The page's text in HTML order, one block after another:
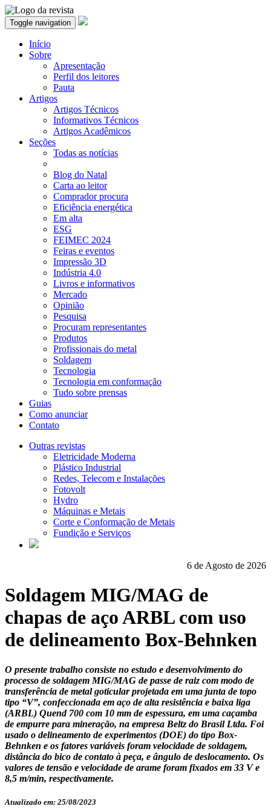
Toggle navigation
Início
Sobre
Apresentação
Perfil dos leitores
Pauta
Artigos
Artigos Técnicos
Informativos Técnicos
Artigos Acadêmicos
Seções
Todas as notícias
Blog do Natal
Carta ao leitor
Comprador procura
Eficiência energética
Em alta
ESG
FEIMEC 2024
Feiras e eventos
Impressão 3D
Indústria 4.0
Livros e informativos
Mercado
Opinião
Pesquisa
Procuram representantes
Produtos
Profissionais do metal
Soldagem
Tecnologia
Tecnologia em conformação
Tudo sobre prensas
Guias
Como anunciar
Contato
Outras revistas
Eletricidade Moderna
Plástico Industrial
Redes, Telecom e Instalações
Fotovolt
Hydro
Máquinas e Metais
Corte e Conformação de Metais
Fundição e Serviços
6 de Agosto de 2026
Soldagem MIG/MAG de
chapas de aço ARBL com uso
de delineamento Box-Behnken
O presente trabalho consiste no estudo e desenvolvimento do
processo de soldagem MIG/MAG de passe de raiz com modo de
transferência de metal goticular projetada em uma junta de topo
tipo “V”, confeccionada em aço de alta resistência e baixa liga
(ARBL) Quend 700 com 10 mm de espessura, em uma caçamba
de empurre para mineração, na empresa Beltz do Brasil Ltda. Foi
usado o delineamento de experimentos (DOE) do tipo Box-
Behnken e os fatores variáveis foram velocidade de soldagem,
distância do bico de contato à peça, e ângulo de deslocamento. Os
valores de tensão e velocidade de arame foram fixados em 33 V e
8,5 m/min, respectivamente.
Atualizado em: 25/08/2023